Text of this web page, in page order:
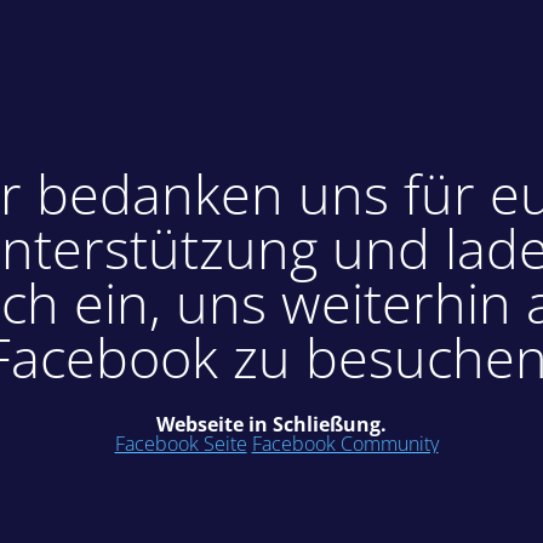
bedanken uns für
und
ein, uns weiterhin
zu
Webseite in Schließung.
Facebook Seite Facebook Community